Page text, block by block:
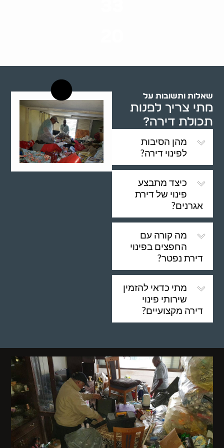
שאלות ותשובות על
מתי צריך לפנות
תכולת דירה?
מהן הסיבות
לפינוי דירה?
כיצד מתבצע
פינוי של דירת
אגרנים?
מה קורה עם
החפצים בפינוי
דירת נפטר?
מתי כדאי להזמין
שירותי פינוי
דירה מקצועיים?